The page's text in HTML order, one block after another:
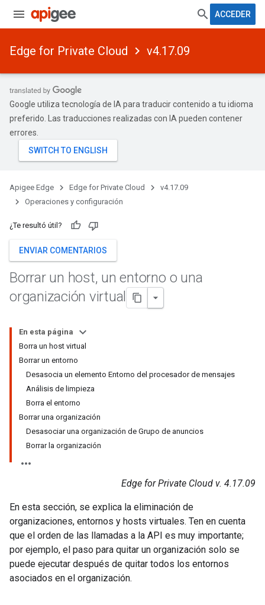
ACCEDER
Edge for Private Cloud v4.17.09
Google utiliza tecnología de IA para traducir contenido a tu idioma
preferido. Las traducciones realizadas con IA pueden contener
errores.
Apigee Edge Edge for Private Cloud
v4.17.09
Operaciones y configuración
¿Te resultó útil?
ENVIAR COMENTARIOS
Borrar un host, un entorno o una
organización virtual
En esta página
Borra un host virtual
Borrar un entorno
Desasocia un elemento Entorno del procesador de mensajes
Análisis de limpieza
Borra el entorno
Borrar una organización
Desasociar una organización de Grupo de anuncios
Borrar la organización
Edge for Private Cloud v. 4.17.09
En esta sección, se explica la eliminación de
organizaciones, entornos y hosts virtuales. Ten en cuenta
que el orden de las llamadas a la API es muy importante;
por ejemplo, el paso para quitar un organización solo se
puede ejecutar después de quitar todos los entornos
asociados en el organización.